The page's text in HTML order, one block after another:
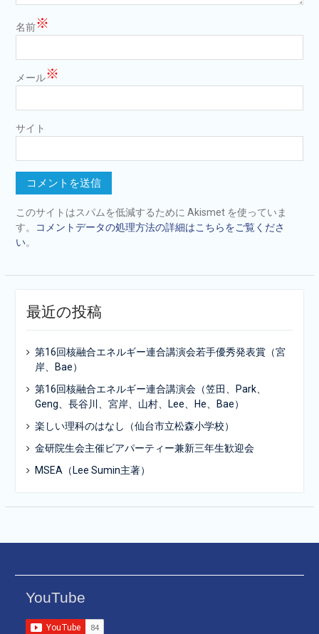
名前※
メール※
サイト
このサイトはスパムを低減するために Akismet を使っていま
す。
コメントデータの処理方法の詳細はこちらをご覧くださ
い。
最近の投稿
第16回核融合エネルギー連合講演会若手優秀発表賞（宮
岸、Bae）
第16回核融合エネルギー連合講演会（笠田、Park、
Geng、長谷川、宮岸、山村、Lee、He、Bae）
楽しい理科のはなし（仙台市立松森小学校）
金研院生会主催ビアパーティー兼新三年生歓迎会
MSEA（Lee Sumin主著）
YouTube